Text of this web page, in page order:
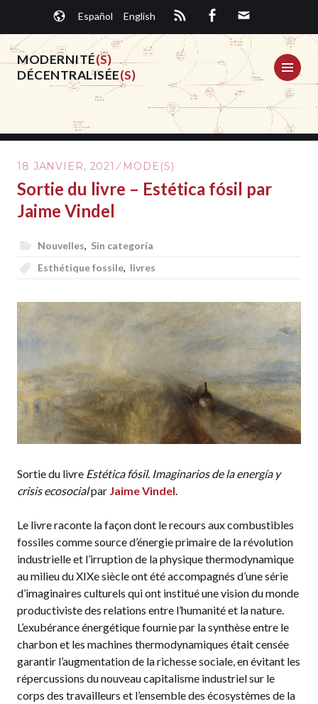
contenu
principal
Español English
MODERNITÉ(S)
DÉCENTRALISÉE(S)
18 JANVIER, 2021 MODE(S)
Sortie du livre – Estética fósil par
Jaime Vindel
Nouvelles, Sin categoría
Esthétique fossile, livres
Sortie du livre Estética fósil. Imaginarios de la energía y
crisis ecosocialpar Jaime Vindel.
Le livre raconte la façon dont le recours aux combustibles
fossiles comme source d’énergie primaire de la révolution
industrielle et l’irruption de la physique thermodynamique
au milieu du XIXe siècle ont été accompagnés d’une série
d’imaginaires culturels qui ont institué une vision du monde
productiviste des relations entre l’humanité et la nature.
L’exubérance énergétique fournie par la synthèse entre le
charbon et les machines thermodynamiques était censée
garantir l’augmentation de la richesse sociale, en évitant les
répercussions du nouveau capitalisme industriel sur le
corps des travailleurs et l’ensemble des écosystèmes de la